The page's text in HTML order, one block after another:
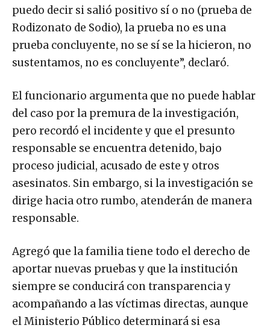
puedo decir si salió positivo sí o no (prueba de
Rodizonato de Sodio), la prueba no es una
prueba concluyente, no se sí se la hicieron, no
sustentamos, no es concluyente”, declaró.
El funcionario argumenta que no puede hablar
del caso por la premura de la investigación,
pero recordó el incidente y que el presunto
responsable se encuentra detenido, bajo
proceso judicial, acusado de este y otros
asesinatos. Sin embargo, si la investigación se
dirige hacia otro rumbo, atenderán de manera
responsable.
Agregó que la familia tiene todo el derecho de
aportar nuevas pruebas y que la institución
siempre se conducirá con transparencia y
acompañando a las víctimas directas, aunque
el Ministerio Público determinará si esa